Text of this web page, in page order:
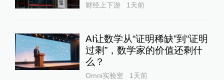
财经上下游 1天前
AI让数学从“证明稀缺”到“证明
过剩”，数学家的价值还剩什
么？
Omni实验室 1天前